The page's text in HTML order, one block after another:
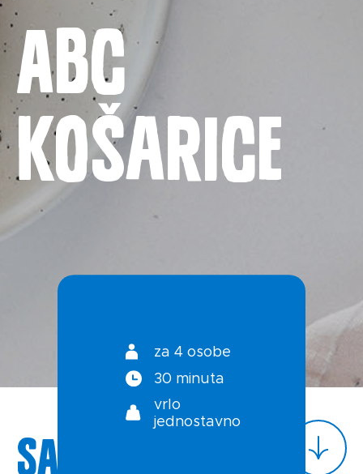
Recepti
Priča o ABC siru
Novosti
Politika privatnosti
ABC
košarice
za 4 osobe
30 minuta
vrlo
jednostavno
Sastojci